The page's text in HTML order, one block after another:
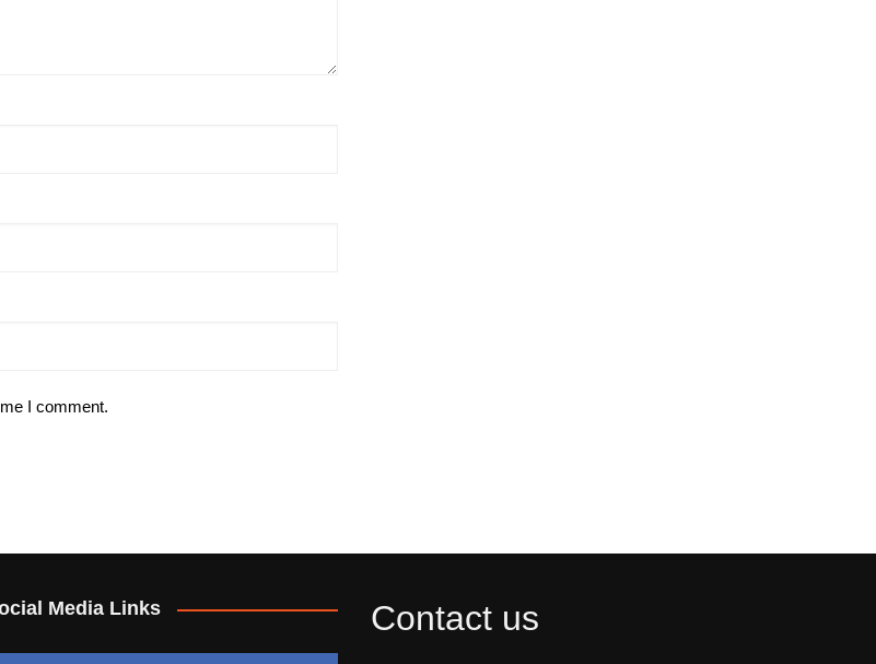
I comment.
Media Links Contact us